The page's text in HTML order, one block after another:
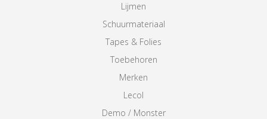
Lijmen
Schuurmateriaal
Tapes & Folies
Toebehoren
Merken
Lecol
Demo / Monster